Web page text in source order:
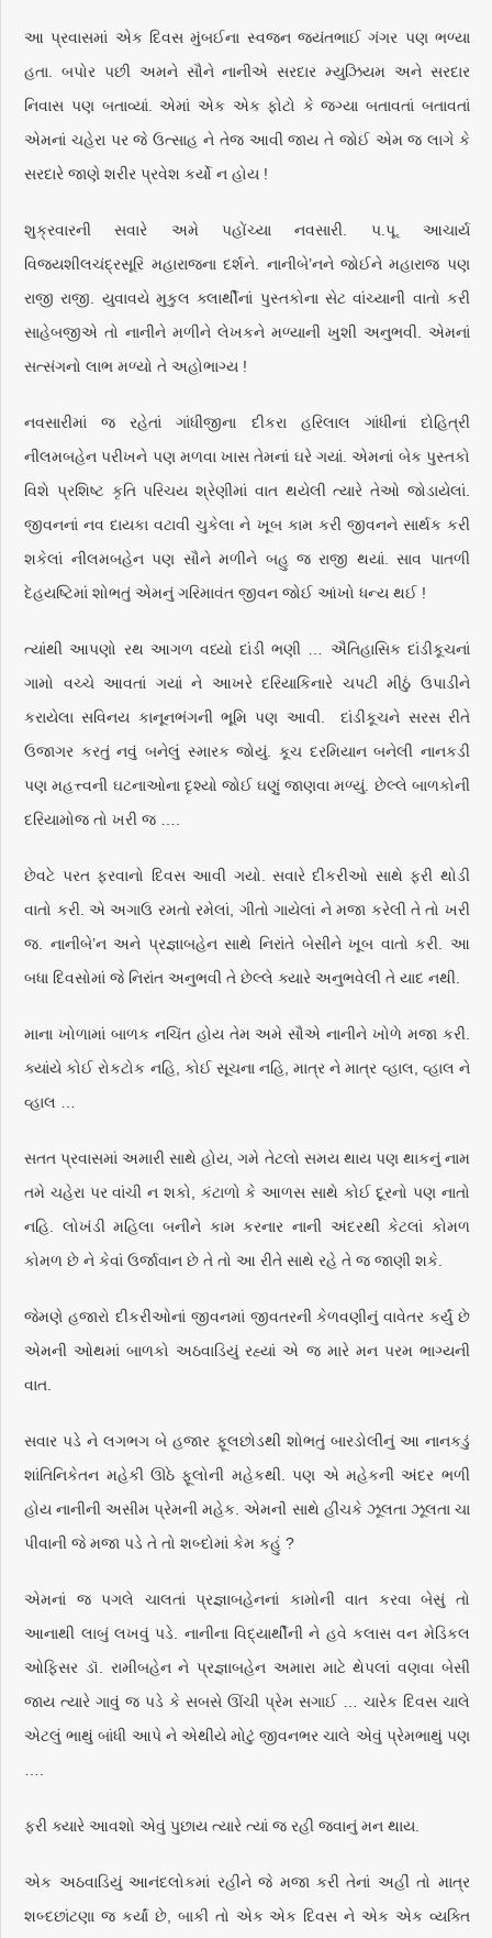
આ પ્રવાસમાં એક દિવસ મુંબઈના સ્વજન જયંતભાઈ ગંગર પણ ભળ્યા
હતા. બપોર પછી અમને સૌને નાનીએ સરદાર મ્યુઝિયમ અને સરદાર
નિવાસ પણ બતાવ્યાં. એમાં એક એક ફોટો કે જગ્યા બતાવતાં બતાવતાં
એમનાં ચહેરા પર જે ઉત્સાહ ને તેજ આવી જાય તે જોઈ એમ જ લાગે કે
સરદારે જાણે શરીર પ્રવેશ કર્યો ન હોય !
શુક્રવારની સવારે અમે પહોંચ્યા નવસારી. પ.પૂ. આચાર્ય
વિજયશીલચંદ્રસૂરિ મહારાજના દર્શને. નાનીબે’નને જોઈને મહારાજ પણ
રાજી રાજી. યુવાવયે મુકુલ ક્લાર્થીનાં પુસ્તકોના સેટ વાંચ્યાની વાતો કરી
સાહેબજીએ તો નાનીને મળીને લેખકને મળ્યાની ખુશી અનુભવી. એમનાં
સત્સંગનો લાભ મળ્યો તે અહોભાગ્ય !
નવસારીમાં જ રહેતાં ગાંધીજીના દીકરા હરિલાલ ગાંધીનાં દોહિત્રી
નીલમબહેન પરીખને પણ મળવા ખાસ તેમનાં ઘરે ગયાં. એમનાં બેક પુસ્તકો
વિશે પ્રશિષ્ટ કૃતિ પરિચય શ્રેણીમાં વાત થયેલી ત્યારે તેઓ જોડાયેલાં.
જીવનનાં નવ દાયકા વટાવી ચુકેલા ને ખૂબ કામ કરી જીવનને સાર્થક કરી
શકેલાં નીલમબહેન પણ સૌને મળીને બહુ જ રાજી થયાં. સાવ પાતળી
દેહયષ્ટિમાં શોભતું એમનું ગરિમાવંત જીવન જોઈ આંખો ધન્ય થઈ !
ત્યાંથી આપણો રથ આગળ વધ્યો દાંડી ભણી … ઐતિહાસિક દાંડીકૂચનાં
ગામો વચ્ચે આવતાં ગયાં ને આખરે દરિયાકિનારે ચપટી મીઠું ઉપાડીને
કરાયેલા સવિનય કાનૂનભંગની ભૂમિ પણ આવી. દાંડીકૂચને સરસ રીતે
ઉજાગર કરતું નવું બનેલું સ્મારક જોયું. કૂચ દરમિયાન બનેલી નાનકડી
પણ મહત્ત્વની ઘટનાઓના દૃશ્યો જોઈ ઘણું જાણવા મળ્યું. છેલ્લે બાળકોની
દરિયામોજ તો ખરી જ ….
છેવટે પરત ફરવાનો દિવસ આવી ગયો. સવારે દીકરીઓ સાથે ફરી થોડી
વાતો કરી. એ અગાઉ રમતો રમેલાં, ગીતો ગાયેલાં ને મજા કરેલી તે તો ખરી
જ. નાનીબે’ન અને પ્રજ્ઞાબહેન સાથે નિરાંતે બેસીને ખૂબ વાતો કરી. આ
બધા દિવસોમાં જે નિરાંત અનુભવી તે છેલ્લે ક્યારે અનુભવેલી તે યાદ નથી.
માના ખોળામાં બાળક નચિંત હોય તેમ અમે સૌએ નાનીને ખોળે મજા કરી.
ક્યાંયે કોઈ રોકટોક નહિ, કોઈ સૂચના નહિ, માત્ર ને માત્ર વ્હાલ, વ્હાલ ને
વ્હાલ …
સતત પ્રવાસમાં અમારી સાથે હોય, ગમે તેટલો સમય થાય પણ થાકનું નામ
તમે ચહેરા પર વાંચી ન શકો, કંટાળો કે આળસ સાથે કોઈ દૂરનો પણ નાતો
નહિ. લોખંડી મહિલા બનીને કામ કરનાર નાની અંદરથી કેટલાં કોમળ
કોમળ છે ને કેવાં ઉર્જાવાન છે તે તો આ રીતે સાથે રહે તે જ જાણી શકે.
જેમણે હજારો દીકરીઓનાં જીવનમાં જીવતરની કેળવણીનું વાવેતર કર્યું છે
એમની ઓથમાં બાળકો અઠવાડિયું રહ્યાં એ જ મારે મન પરમ ભાગ્યની
વાત.
સવાર પડે ને લગભગ બે હજાર ફૂલછોડથી શોભતું બારડોલીનું આ નાનકડું
શાંતિનિકેતન મહેકી ઊઠે ફૂલોની મહેકથી. પણ એ મહેકની અંદર ભળી
હોય નાનીની અસીમ પ્રેમની મહેક. એમની સાથે હીંચકે ઝૂલતા ઝૂલતા ચા
પીવાની જે મજા પડે તે તો શબ્દોમાં કેમ કહું ?
એમનાં જ પગલે ચાલતાં પ્રજ્ઞાબહેનનાં કામોની વાત કરવા બેસું તો
આનાથી લાબું લખવું પડે. નાનીના વિદ્યાર્થીની ને હવે કલાસ વન મેડિકલ
ઓફિસર ડૉ. રામીબહેન ને પ્રજ્ઞાબહેન અમારા માટે થેપલાં વણવા બેસી
જાય ત્યારે ગાવું જ પડે કે સબસે ઊંચી પ્રેમ સગાઈ … ચારેક દિવસ ચાલે
એટલું ભાથું બાંધી આપે ને એથીયે મોટું જીવનભર ચાલે એવું પ્રેમભાથું પણ
ફરી ક્યારે આવશો એવું પુછાય ત્યારે ત્યાં જ રહી જવાનું મન થાય.
એક અઠવાડિયું આનંદલોકમાં રહીને જે મજા કરી તેનાં અહીં તો માત્ર
શબ્દછાંટણા જ કર્યાં છે, બાકી તો એક એક દિવસ ને એક એક વ્યક્તિ